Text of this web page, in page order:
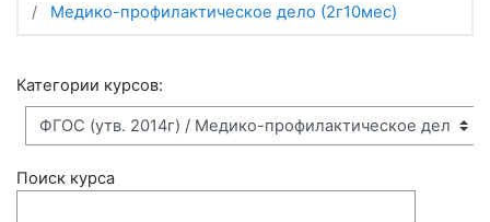
Медико-профилактическое дело (2г10мес)
Категории курсов:
Поиск курса